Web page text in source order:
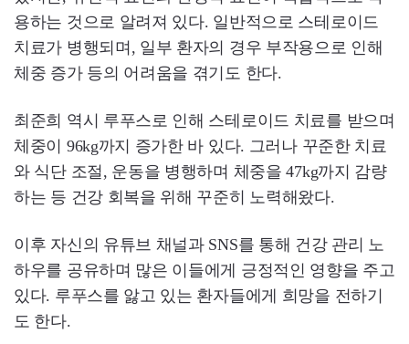
용하는 것으로 알려져 있다. 일반적으로 스테로이드
치료가 병행되며, 일부 환자의 경우 부작용으로 인해
체중 증가 등의 어려움을 겪기도 한다.
최준희 역시 루푸스로 인해 스테로이드 치료를 받으며
체중이 96kg까지 증가한 바 있다. 그러나 꾸준한 치료
와 식단 조절, 운동을 병행하며 체중을 47kg까지 감량
하는 등 건강 회복을 위해 꾸준히 노력해왔다.
이후 자신의 유튜브 채널과 SNS를 통해 건강 관리 노
하우를 공유하며 많은 이들에게 긍정적인 영향을 주고
있다. 루푸스를 앓고 있는 환자들에게 희망을 전하기
도 한다.